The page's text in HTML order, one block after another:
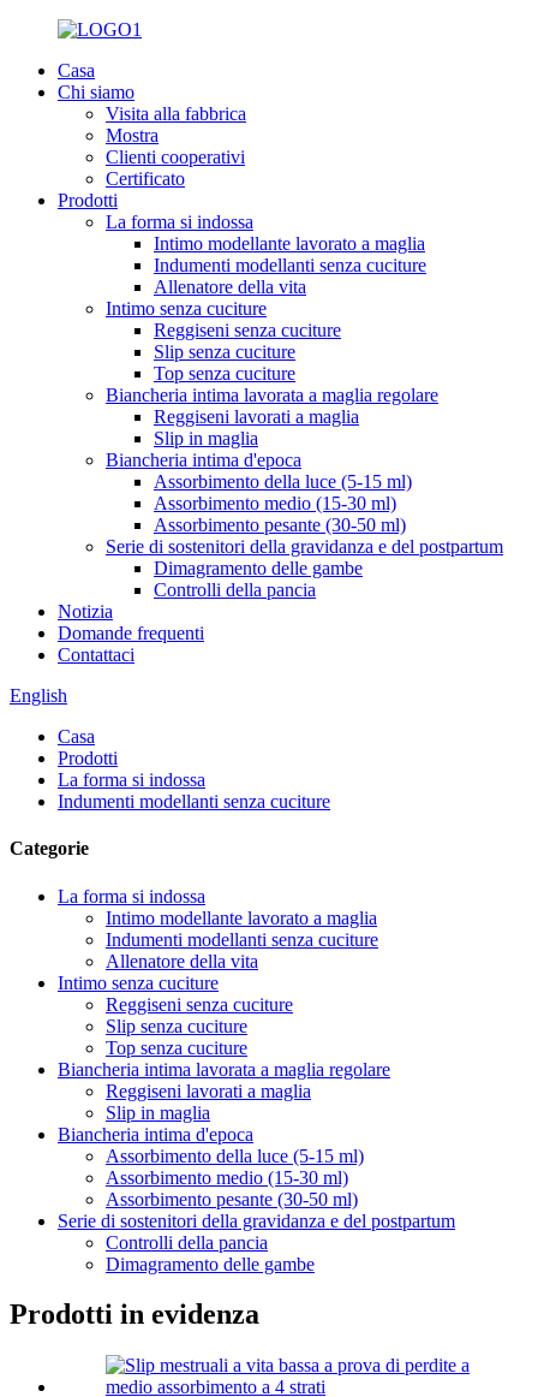
Casa
Chi siamo
Visita alla fabbrica
Mostra
Clienti cooperativi
Certificato
Prodotti
La forma si indossa
Intimo modellante lavorato a maglia
Indumenti modellanti senza cuciture
Allenatore della vita
Intimo senza cuciture
Reggiseni senza cuciture
Slip senza cuciture
Top senza cuciture
Biancheria intima lavorata a maglia regolare
Reggiseni lavorati a maglia
Slip in maglia
Biancheria intima d'epoca
Assorbimento della luce (5-15 ml)
Assorbimento medio (15-30 ml)
Assorbimento pesante (30-50 ml)
Serie di sostenitori della gravidanza e del postpartum
Dimagramento delle gambe
Controlli della pancia
Notizia
Domande frequenti
Contattaci
English
Casa
Prodotti
La forma si indossa
Indumenti modellanti senza cuciture
Categorie
La forma si indossa
Intimo modellante lavorato a maglia
Indumenti modellanti senza cuciture
Allenatore della vita
Intimo senza cuciture
Reggiseni senza cuciture
Slip senza cuciture
Top senza cuciture
Biancheria intima lavorata a maglia regolare
Reggiseni lavorati a maglia
Slip in maglia
Biancheria intima d'epoca
Assorbimento della luce (5-15 ml)
Assorbimento medio (15-30 ml)
Assorbimento pesante (30-50 ml)
Serie di sostenitori della gravidanza e del postpartum
Controlli della pancia
Dimagramento delle gambe
Prodotti in evidenza